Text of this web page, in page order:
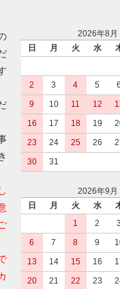
2026年8月
日
月 火 水
2
3 4 5 6
9
10 11 12
16
17 18 19
23
24 25 26
30
31
2026年9月
日
月 火 水
1
2 3
6
7 8 9
13
14 15 16
20
21 22 23